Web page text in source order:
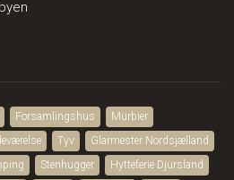
Forsamlingshus
Murbier
Tyv
Glarmester Nordsjælland
Stenhugger
Hytteferie Djursland